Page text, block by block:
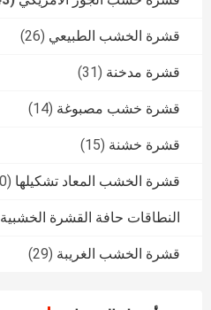
قشرة الخشب الطبيعي (26)
قشرة مدخنة (31)
قشرة خشب مصبوغة (14)
قشرة خشنة (15)
قشرة الخشب المعاد تشكيلها (10)
النطاقات حافة القشرة الخشبية
قشرة الخشب الغريبة (29)